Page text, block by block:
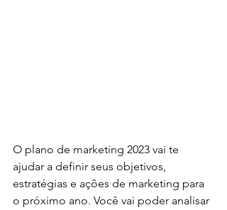
O plano de marketing 2023 vai te
ajudar a definir seus objetivos,
estratégias e ações de marketing para
o próximo ano. Você vai poder analisar